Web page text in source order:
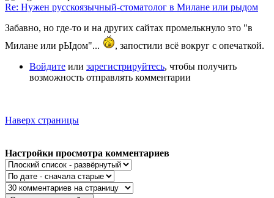
Re: Нужен русскоязычный-стоматолог в Милане или рыдом
Забавно, но где-то и на других сайтах промелькнуло это "в
Милане или рЫдом"...
, запостили всё вокруг с опечаткой.
Войдите или зарегистрируйтесь, чтобы получить
возможность отправлять комментарии
Наверх страницы
Настройки просмотра комментариев